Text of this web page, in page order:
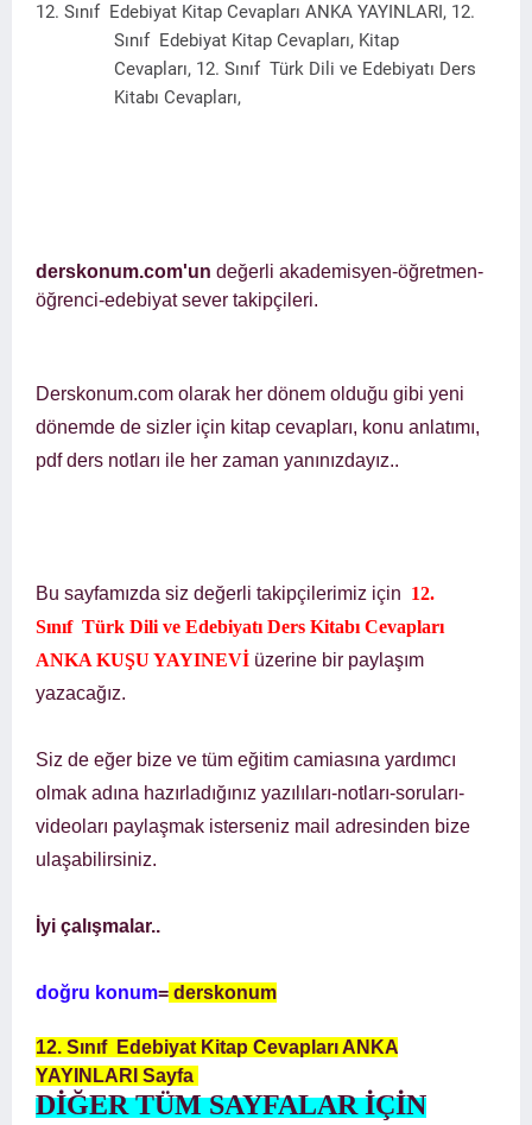
12. Sınıf Edebiyat Kitap Cevapları ANKA YAYINLARI, 12.
Sınıf Edebiyat Kitap Cevapları, Kitap
Cevapları, 12. Sınıf Türk Dili ve Edebiyatı Ders
Kitabı Cevapları,
derskonum.com'un değerli akademisyen-öğretmen-
öğrenci-edebiyat sever takipçileri.
Derskonum.com olarak her dönem olduğu gibi yeni
dönemde de sizler için kitap cevapları, konu anlatımı,
pdf ders notları ile her zaman yanınızdayız..
Bu sayfamızda siz değerli takipçilerimiz için 12.
Sınıf Türk Dili ve Edebiyatı Ders Kitabı Cevapları
ANKA KUŞU YAYINEVİ üzerine bir paylaşım
yazacağız.
Siz de eğer bize ve tüm eğitim camiasına yardımcı
olmak adına hazırladığınız yazılıları-notları-soruları-
videoları paylaşmak isterseniz mail adresinden bize
ulaşabilirsiniz.
İyi çalışmalar..
doğru konum= derskonum
12. Sınıf Edebiyat Kitap Cevapları ANKA
YAYINLARI Sayfa
DİĞER TÜM SAYFALAR İÇİN